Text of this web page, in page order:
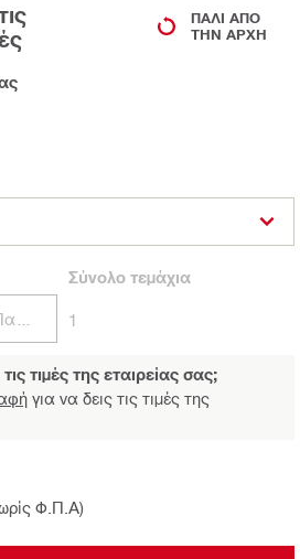
ΠΆΛΙ ΑΠΌ
ΤΗΝ ΑΡΧΉ
Σύνολοτεμάχια
1
τιμές της εταιρείας σας;
για να δεις τις τιμές της
Φ.Π.Α)